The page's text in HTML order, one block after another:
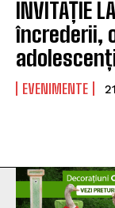
INVITAȚIE
încrederii,
EVENIMENTE